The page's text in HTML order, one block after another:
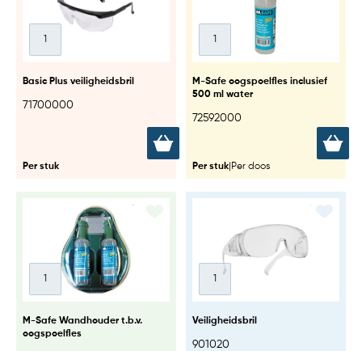
Basic Plus veiligheidsbril
71700000
Per stuk
M-Safe oogspoelfles inclusief
500 ml water
72592000
Per stuk Per doos
M-Safe Wandhouder t.b.v.
oogspoelfles
Veiligheidsbril
901020